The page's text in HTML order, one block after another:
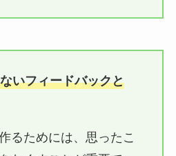
いフィードバックと
るためには、思ったこ